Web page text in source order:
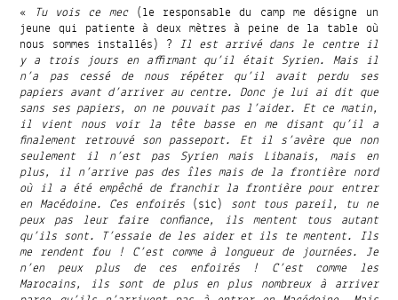
« Tu vois ce mec(le responsable du camp me désigne un
jeune qui patiente à deux mètres à peine de la table où
nous sommes installés) ? Il est arrivé dans le centre il
y a trois jours en affirmant qu’il était Syrien. Mais il
n’a pas cessé de nous répéter qu’il avait perdu ses
papiers avant d’arriver au centre. Donc je lui ai dit que
sans ses papiers, on ne pouvait pas l’aider. Et ce matin,
il vient nous voir la tête basse en me disant qu’il a
finalement retrouvé son passeport. Et il s’avère que non
seulement il n’est pas Syrien mais Libanais, mais en
plus, il n’arrive pas des îles mais de la frontière nord
où il a été empêché de franchir la frontière pour entrer
en Macédoine. Ces enfoirés (sic) sont tous pareil, tu ne
peux pas leur faire confiance, ils mentent tous autant
qu’ils sont. T’essaie de les aider et ils te mentent. Ils
me rendent fou ! C’est comme à longueur de journées. Je
n’en peux plus de ces enfoirés ! C’est comme les
Marocains, ils sont de plus en plus nombreux à arriver